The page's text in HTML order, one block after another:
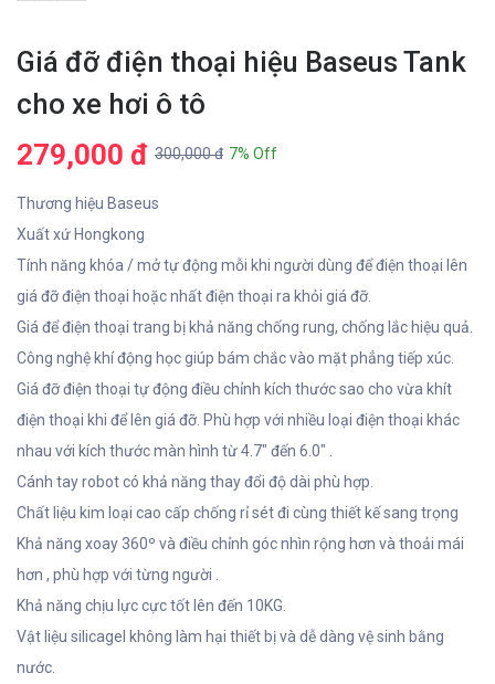
Giá đỡ điện thoại hiệu Baseus Tank
cho xe hơi ô tô
279,000 đ 300,000 đ 7% Off
Thương hiệu Baseus
Xuất xứ Hongkong
Tính năng khóa / mở tự động mỗi khi người dùng để điện thoại lên
giá đỡ điện thoại hoặc nhất điện thoại ra khỏi giá đỡ.
Giá để điện thoại trang bị khả năng chống rung, chống lắc hiệu quả.
Công nghệ khí động học giúp bám chắc vào mặt phẳng tiếp xúc.
Giá đỡ điện thoại tự động điều chỉnh kích thước sao cho vừa khít
điện thoại khi để lên giá đỡ. Phù hợp với nhiều loại điện thoại khác
nhau với kích thước màn hình từ 4.7" đến 6.0" .
Cánh tay robot có khả năng thay đổi độ dài phù hợp.
Chất liệu kim loại cao cấp chống rỉ sét đi cùng thiết kế sang trọng
Khả năng xoay 360º và điều chỉnh góc nhìn rộng hơn và thoải mái
hơn , phù hợp với từng người .
Khả năng chịu lực cực tốt lên đến 10KG.
Vật liệu silicagel không làm hại thiết bị và dễ dàng vệ sinh bằng
nước.